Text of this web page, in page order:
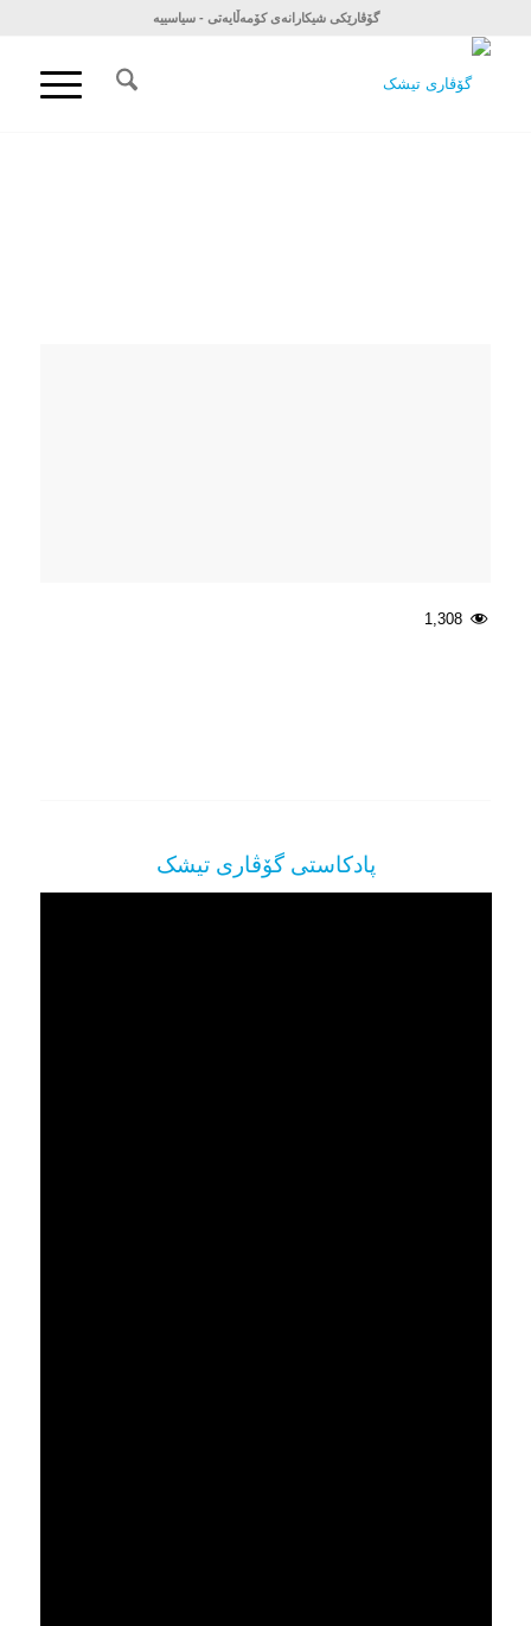
گۆڤارێکی شیکارانەی کۆمەڵایەتی - سیاسییە
1,308
پادکاستی گۆڤاری تیشک